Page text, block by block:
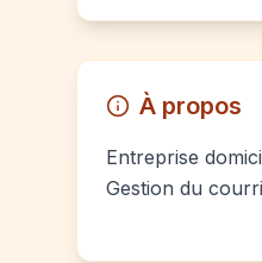
À propos
Entreprise
Gestion du